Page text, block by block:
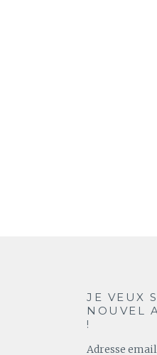
JE VEUX
NOUVEL
!
Adresse